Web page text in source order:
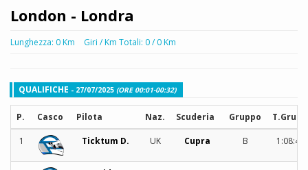
London - Londra
Lunghezza: 0 Km Giri / Km Totali: 0 / 0 Km
QUALIFICHE - 27/07/2025 (ORE 00:01-00:32)
P. Casco Pilota Naz. Scuderia Gruppo
1 Ticktum D. UK Cupra B